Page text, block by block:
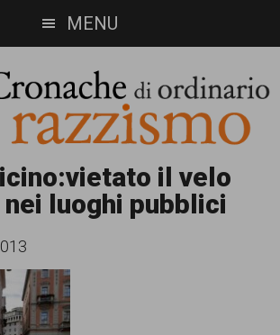
MENU
il velo
luoghi pubblici